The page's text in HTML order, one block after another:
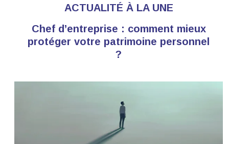
ACTUALITÉ À LA UNE
Chef d’entreprise : comment mieux
protéger votre patrimoine personnel
?